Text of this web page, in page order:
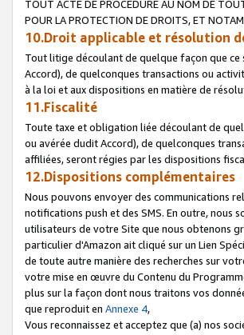
TOUT ACTE DE PROCEDURE AU NOM DE
POUR LA PROTECTION DE DROITS, ET
10.Droit applicable et résolution
Tout litige découlant de quelque façon que
Accord), de quelconques transactions ou
à la loi et aux dispositions en matière de
11.Fiscalité
Toute taxe et obligation liée découlant de
ou avérée dudit Accord), de quelconques
affiliées, seront régies par les dispositions
12.Dispositions complémentaires
Nous pouvons envoyer des communications
notifications push et des SMS. En outre, nous
utilisateurs de votre Site que nous obtenons
particulier d'Amazon ait cliqué sur un Lien
de toute autre manière des recherches sur
votre mise en œuvre du Contenu du
plus sur la façon dont nous traitons vos
que reproduit en Annexe 4,
Vous reconnaissez et acceptez que (a) nos